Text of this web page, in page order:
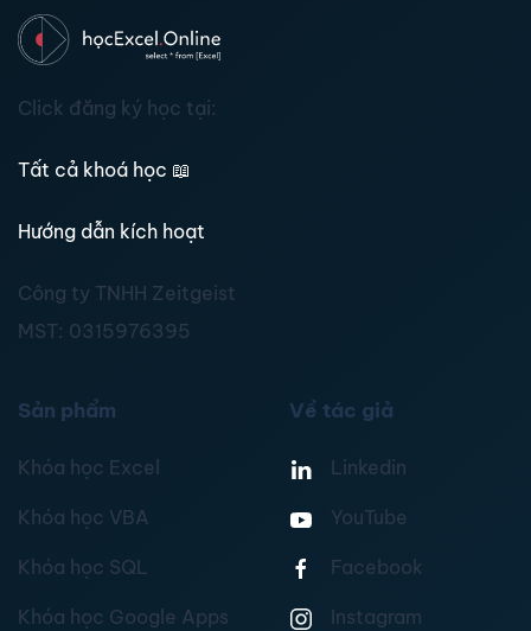
Click đăng ký học tại:
Tất cả khoá học 📖
Hướng dẫn kích hoạt
Công ty TNHH Zeitgeist
MST: 0315976395
Sản phẩm
Khóa học Excel
Khóa học VBA
Khóa học SQL
Khóa học Google Apps
Về tác giả
Linkedin
YouTube
Facebook
Instagram